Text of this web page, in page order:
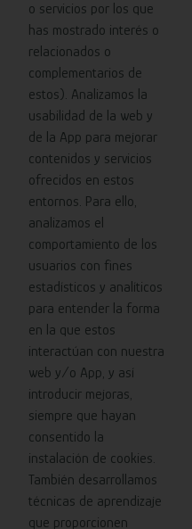
o servicios por los que
has mostrado interés o
relacionados o
complementarios de
estos). Analizamos la
usabilidad de la web y
de la App para mejorar
contenidos y servicios
ofrecidos en estos
entornos. Para ello,
analizamos el
comportamiento de los
usuarios con fines
estadísticos y analíticos
para entender la forma
en la que estos
interactúan con nuestra
web y/o App, y así
introducir mejoras,
siempre que hayan
consentido la
instalación de cookies.
También desarrollamos
técnicas de aprendizaje
que proporcionen